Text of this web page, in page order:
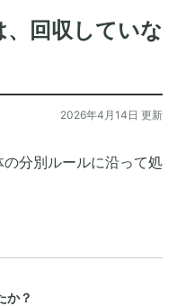
、回収していな
2026年4月14日 更新
分別ルールに沿って処
か？